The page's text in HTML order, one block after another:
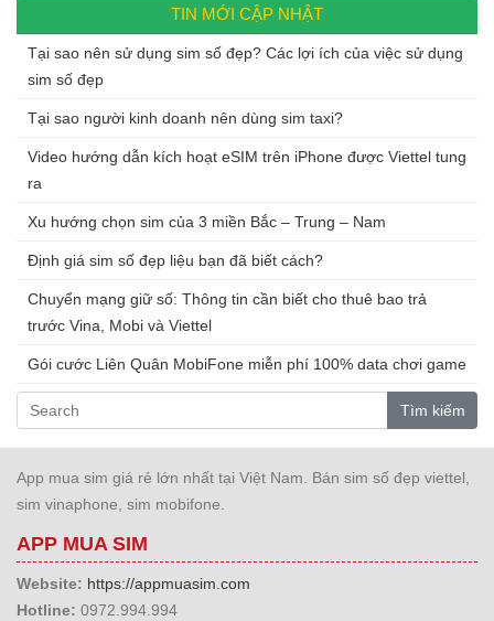
TIN MỚI CẬP NHẬT
Tại sao nên sử dụng sim số đẹp? Các lợi ích của việc sử dụng
sim số đẹp
Tại sao người kinh doanh nên dùng sim taxi?
Video hướng dẫn kích hoạt eSIM trên iPhone được Viettel tung
ra
Xu hướng chọn sim của 3 miền Bắc – Trung – Nam
Định giá sim số đẹp liệu bạn đã biết cách?
Chuyển mạng giữ số: Thông tin cần biết cho thuê bao trả
trước Vina, Mobi và Viettel
Gói cước Liên Quân MobiFone miễn phí 100% data chơi game
Tìm kiếm
App mua sim giá rẻ lớn nhất tại Việt Nam. Bán sim số đẹp viettel,
sim vinaphone, sim mobifone.
APP MUA SIM
Website: https://appmuasim.com
Hotline: 0972.994.994